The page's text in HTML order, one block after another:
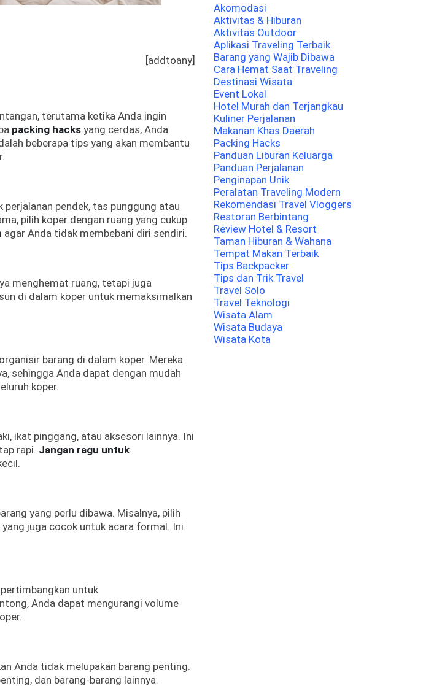
[addtoany]
terutama ketika Anda ingin
packing hacks yang cerdas, Anda
beberapa tips yang akan membantu
pendek, tas punggung atau
pilih koper dengan ruang yang cukup
agar Anda tidak membebani diri sendiri.
menghemat ruang, tetapi juga
di dalam koper untuk memaksimalkan
barang di dalam koper. Mereka
sehingga Anda dapat dengan mudah
koper.
ikat pinggang, atau aksesori lainnya. Ini
rapi. Jangan ragu untuk
yang perlu dibawa. Misalnya, pilih
juga cocok untuk acara formal. Ini
untuk
Anda dapat mengurangi volume
Anda tidak melupakan barang penting.
dan barang-barang lainnya.
Akomodasi
Aktivitas & Hiburan
Aktivitas Outdoor
Aplikasi Traveling Terbaik
Barang yang Wajib Dibawa
Cara Hemat Saat Traveling
Destinasi Wisata
Event Lokal
Hotel Murah dan Terjangkau
Kuliner Perjalanan
Makanan Khas Daerah
Packing Hacks
Panduan Liburan Keluarga
Panduan Perjalanan
Penginapan Unik
Peralatan Traveling Modern
Rekomendasi Travel Vloggers
Restoran Berbintang
Review Hotel & Resort
Taman Hiburan & Wahana
Tempat Makan Terbaik
Tips Backpacker
Tips dan Trik Travel
Travel Solo
Travel Teknologi
Wisata Alam
Wisata Budaya
Wisata Kota